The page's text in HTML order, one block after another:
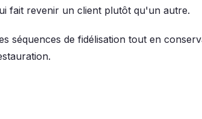
fait revenir un client plutôt qu'un autre.
séquences de fidélisation tout en